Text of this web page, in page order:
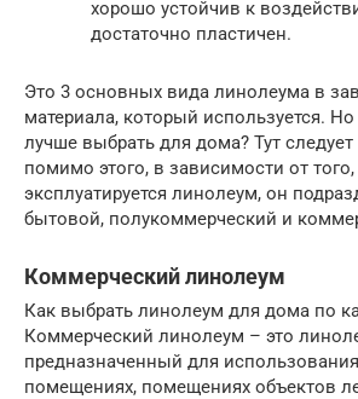
хорошо устойчив к
достаточно пластичен.
Это 3 основных вида линолеума в
материала, который используется.
лучше выбрать для дома? Тут
помимо этого, в зависимости от
эксплуатируется линолеум, он
бытовой, полукоммерческий и
Коммерческий линолеум
Как выбрать линолеум для дома по
Коммерческий линолеум – это
предназначенный для
помещениях, помещениях объектов